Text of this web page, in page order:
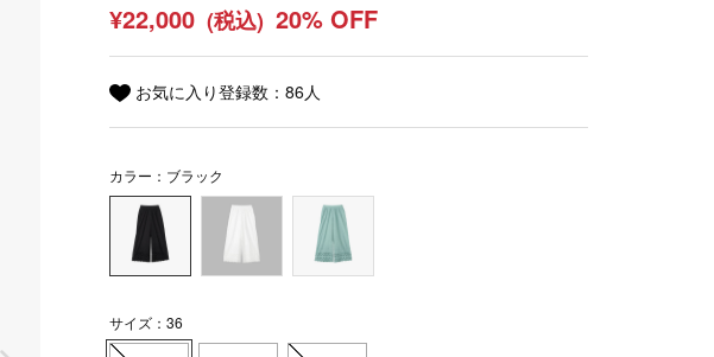
¥22,000 (税込) 20% OFF
お気に入り登録数：86人
カラー：ブラック
サイズ：36